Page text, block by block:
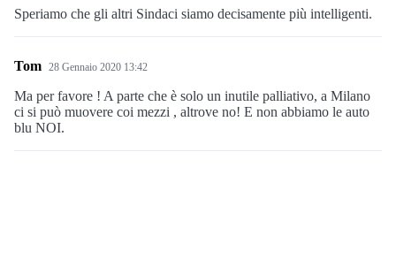
Speriamo che gli altri Sindaci siamo decisamente più intelligenti.
Tom 28 Gennaio 2020 13:42
Ma per favore ! A parte che è solo un inutile palliativo, a Milano
ci si può muovere coi mezzi , altrove no! E non abbiamo le auto
blu NOI.